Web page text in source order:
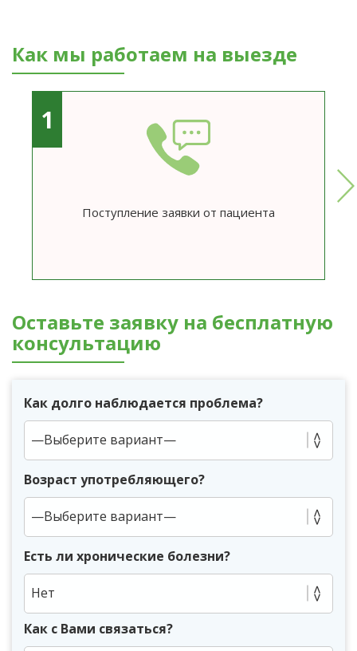
Как мы работаем на выезде
1
Поступление заявки от пациента
Оставьте заявку на бесплатную
консультацию
Как долго наблюдается проблема?
Возраст употребляющего?
Есть ли хронические болезни?
Нет
Как с Вами связаться?